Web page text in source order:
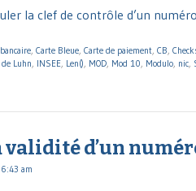
la clef de contrôle d’un numéro
, Carte Bleue, Carte de paiement, CB,
Luhn, INSEE, Len(), MOD, Mod 10, Modulo, nic,
validité d’un
am